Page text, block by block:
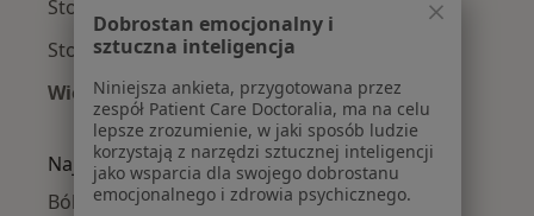
Stomatolodzy w Limanowej
Stomatolodzy w Tarnowie
Więcej (14)
Więcej w kategorii: W pobliżu Nowego Sącza
Najczęście leczone choroby
Ból zęba w Nowym Sączu
Dobrostan emocjonalny i
sztuczna inteligencja
Niniejsza ankieta, przygotowana przez
zespół Patient Care Doctoralia, ma na celu
lepsze zrozumienie, w jaki sposób ludzie
korzystają z narzędzi sztucznej inteligencji
jako wsparcia dla swojego dobrostanu
emocjonalnego i zdrowia psychicznego.